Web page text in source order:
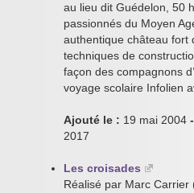
au lieu dit Guédelon, 50
passionnés du Moyen
authentique château fort
techniques de
façon des compagnons
voyage scolaire Infolien
Ajouté le : 19 mai 2004
2017
Les croisades
Réalisé par Marc Carrier